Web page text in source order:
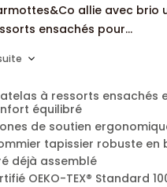
allie avec brio
ensachés pour...
à ressorts ensachés
équilibré
de soutien
tapissier robuste en
déjà assemblé
OEKO-TEX® Standard